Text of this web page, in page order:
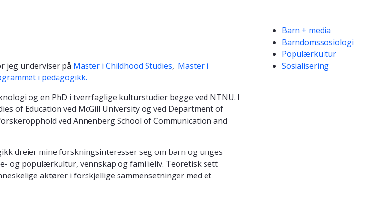
jeg underviser på Master i Childhood Studies, Master i
i pedagogikk.
og en PhD i tverrfaglige kulturstudier begge ved NTNU. I
of Education ved McGill University og ved Department of
ved Annenberg School of Communication and
dreier mine forskningsinteresser seg om barn og unges
og populærkultur, vennskap og familieliv. Teoretisk sett
aktører i forskjellige sammensetninger med et
Kompetanseord
Barn + media
Barndomssosiologi
Populærkultur
Sosialisering